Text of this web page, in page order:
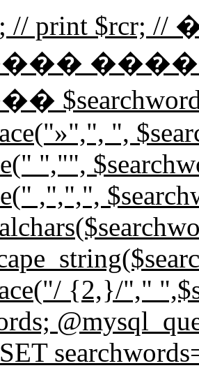
// print
",
","",
,",",",
{2,}/","